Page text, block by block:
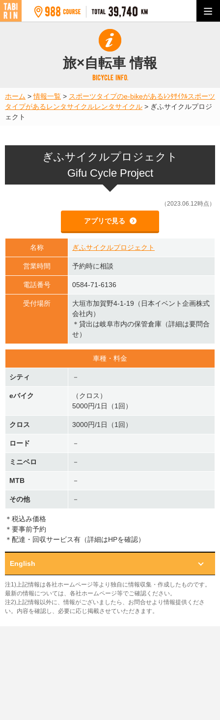
旅×自転車 情報
ホーム >情報一覧 > スポーツタイプのe-bikeがあるﾚﾝﾀｻｲｸﾙスポーツ
タイプがあるレンタサイクルレンタサイクル > ぎふサイクルプロジ
ェクト
ぎふサイクルプロジェクト
Gifu Cycle Project
（2023.06.12時点）
アプリで見る
名称 ぎふサイクルプロジェクト
営業時間 予約時に相談
電話番号 0584-71-6136
受付場所
大垣市加賀野4-1-19（日本イベント企画株式
会社内）
＊貸出は岐阜市内の保管倉庫（詳細は要問合
せ）
車種・料金
シティ －
eバイク
（クロス）
5000円/1日（1回）
クロス 3000円/1日（1回）
ロード －
ミニベロ －
MTB －
その他 －
＊税込み価格
＊要事前予約
＊配達・回収サービス有（詳細はHPを確認）
English
注1)上記情報は各社ホームページ等より独自に情報収集・作成したものです。
最新の情報については、各社ホームページ等でご確認ください。
注2)上記情報以外に、情報がございましたら、お問合せより情報提供くださ
い。内容を確認し、必要に応じ掲載させていただきます。